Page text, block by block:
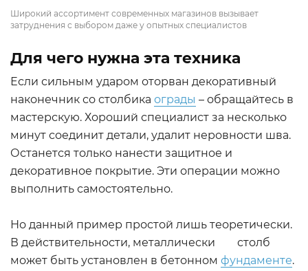
Широкий ассортимент современных магазинов вызывает
затруднения с выбором даже у опытных специалистов
Для чего нужна эта техника
Если сильным ударом оторван декоративный
наконечник со столбика ограды – обращайтесь в
мастерскую. Хороший специалист за несколько
минут соединит детали, удалит неровности шва.
Останется только нанести защитное и
декоративное покрытие. Эти операции можно
выполнить самостоятельно.
Но данный пример простой лишь теоретически.
В действительности, металлически столб
может быть установлен в бетонном фундаменте.